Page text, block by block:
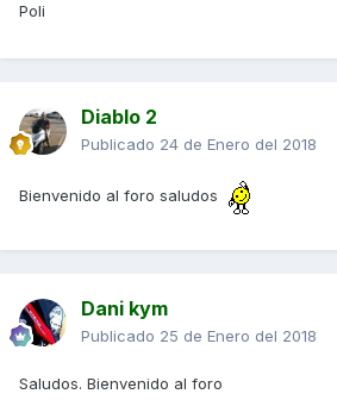
Poli
Diablo 2
Publicado 24 de Enero del 2018
Bienvenido al foro saludos
Dani kym
Publicado 25 de Enero del 2018
Saludos. Bienvenido al foro